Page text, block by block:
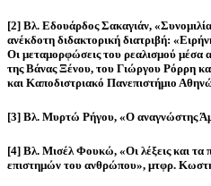
[2] Βλ. Εδουάρδος Σακαγιάν,
ανέκδοτη διδακτορική διατριβή:
Οι μεταμορφώσεις του ρεαλισμού
της Βάνας Ξένου, του Γιώργου Ρόρρη
και Καποδιστριακό Πανεπιστήμιο
[3] Βλ. Μυρτώ Ρήγου, «Ο αναγνώστης
[4] Βλ. Μισέλ Φουκώ, «Οι λέξεις και τα
επιστημών του ανθρώπου», μτφρ.